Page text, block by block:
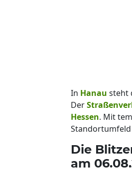
In Hanau steht
Der
Hessen. Mit
Die
am